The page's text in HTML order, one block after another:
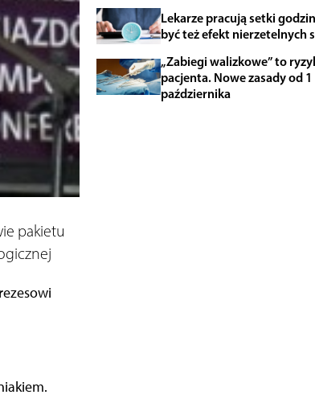
pakietu
Lekarze pracują setki
być też efekt nierzetelnych
„Zabiegi walizkowe” to
pacjenta. Nowe zasady od 1
października